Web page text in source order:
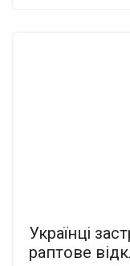
Українці
раптове